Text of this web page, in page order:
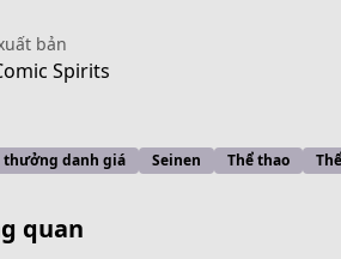
bản
Spirits
thưởng danh giá Seinen Thể thao
quan